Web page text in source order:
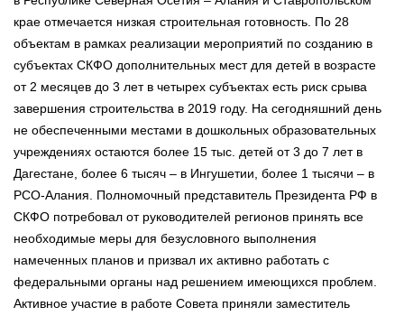
крае отмечается низкая строительная готовность. По 28
объектам в рамках реализации мероприятий по созданию в
субъектах СКФО дополнительных мест для детей в возрасте
от 2 месяцев до 3 лет в четырех субъектах есть риск срыва
завершения строительства в 2019 году. На сегодняшний день
не обеспеченными местами в дошкольных образовательных
учреждениях остаются более 15 тыс. детей от 3 до 7 лет в
Дагестане, более 6 тысяч – в Ингушетии, более 1 тысячи – в
РСО-Алания. Полномочный представитель Президента РФ в
СКФО потребовал от руководителей регионов принять все
необходимые меры для безусловного выполнения
намеченных планов и призвал их активно работать с
федеральными органы над решением имеющихся проблем.
Активное участие в работе Совета приняли заместитель